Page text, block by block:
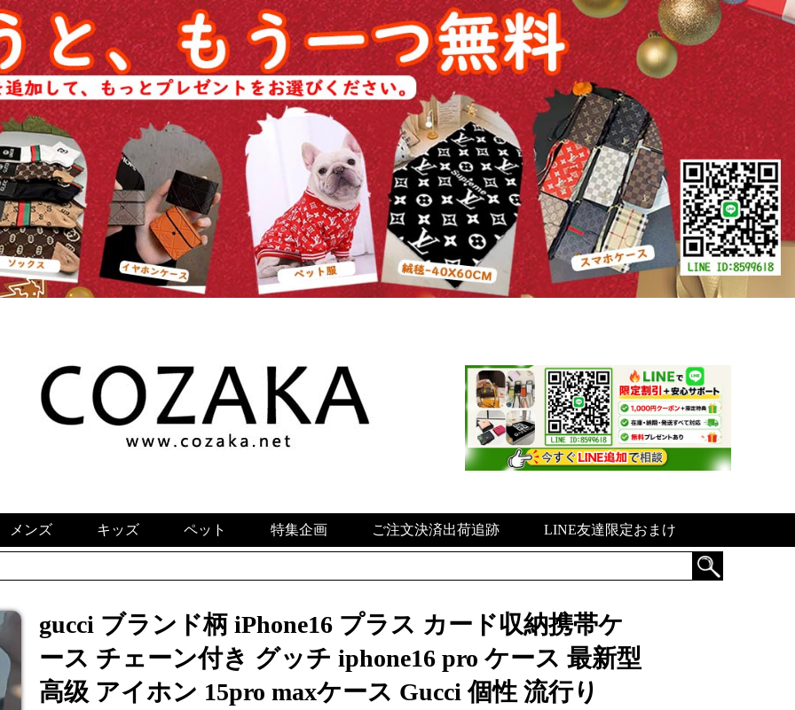
メンズ キッズ ペット 特集企画 ご注文決済出荷追跡 LINE友達限定おまけ
gucci ブランド柄 iPhone16 プラス カード収納携帯ケ
ース チェーン付き グッチ iphone16 pro ケース 最新型
高级 アイホン 15pro maxケース Gucci 個性 流行り